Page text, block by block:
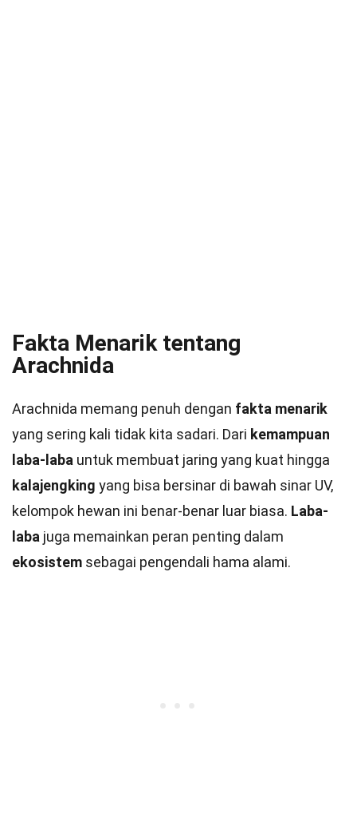
Fakta Menarik tentang
Arachnida
Arachnida memang penuh dengan fakta menarik
yang sering kali tidak kita sadari. Dari kemampuan
laba-laba untuk membuat jaring yang kuat hingga
kalajengking yang bisa bersinar di bawah sinar UV,
kelompok hewan ini benar-benar luar biasa. Laba-
laba juga memainkan peran penting dalam
ekosistem sebagai pengendali hama alami.